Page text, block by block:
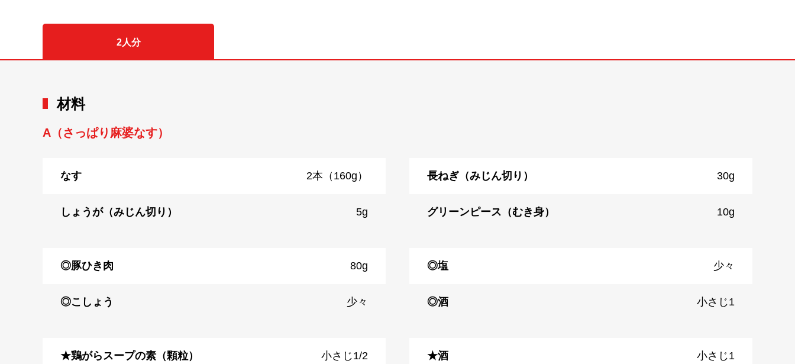
2人分
材料
A（さっぱり麻婆なす）
なす 2本（160g） 長ねぎ（みじん切り） 30g
しょうが（みじん切り） 5g グリーンピース（むき身） 10g
◎豚ひき肉 80g ◎塩 少々
◎こしょう 少々 ◎酒 小さじ1
★鶏がらスープの素（顆粒） 小さじ1/2 ★酒 小さじ1